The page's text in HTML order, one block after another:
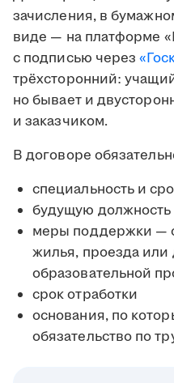
зачисления, в
виде — на платформе
с подписью через
трёхсторонний:
но бывает и
и заказчиком.
В договоре
специальность и
будущую должность
меры поддержки —
жилья, проезда или
образовательной
срок отработки
основания, по
обязательство по